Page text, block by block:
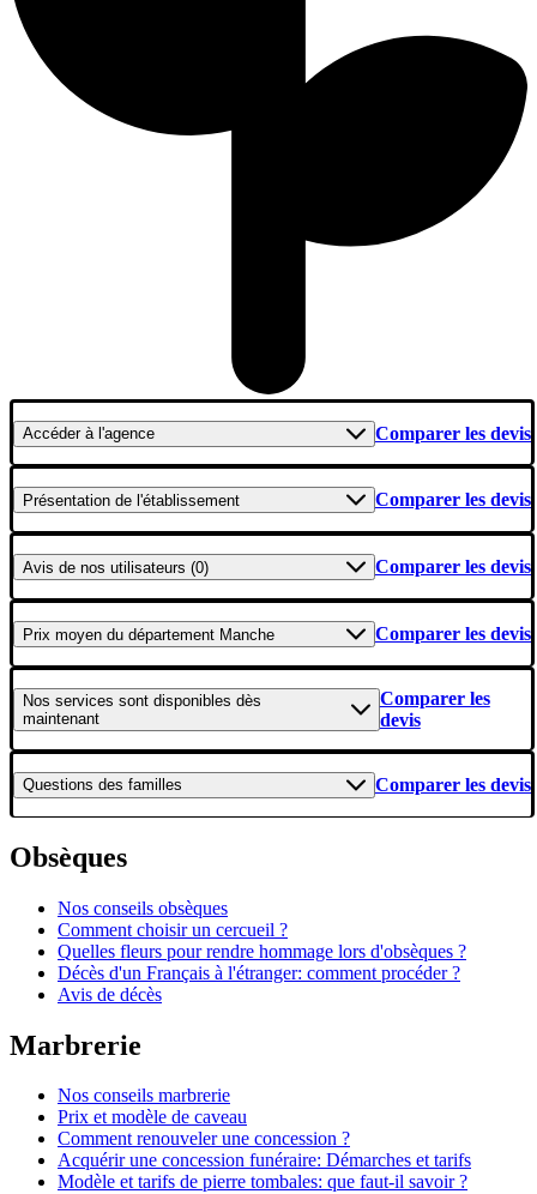
Accéderà l'agence Comparer les devis
Présentation de l'établissement Comparer les devis
Avis de nos utilisateurs (0) Comparer les devis
Prix moyen du département Manche Comparer les devis
Nos services sont disponibles dès
maintenant
Comparer les
devis
Questions des familles Comparer les devis
Obsèques
Nos conseils obsèques
Comment choisir un cercueil ?
Quelles fleurs pour rendre hommage lors d'obsèques ?
Décès d'un Français à l'étranger: comment procéder ?
Avis de décès
Marbrerie
Nos conseils marbrerie
Prix et modèle de caveau
Comment renouveler une concession ?
Acquérir une concession funéraire: Démarches et tarifs
Modèle et tarifs de pierre tombales: que faut-il savoir ?